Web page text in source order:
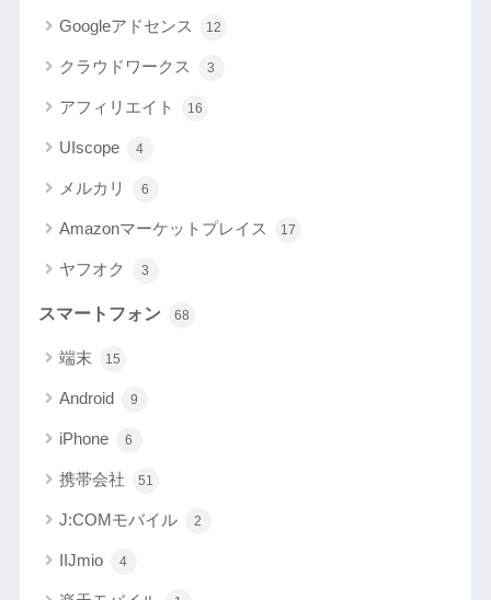
Googleアドセンス 12
クラウドワークス 3
アフィリエイト 16
UIscope 4
メルカリ 6
Amazonマーケットプレイス 17
ヤフオク 3
スマートフォン 68
端末 15
Android 9
iPhone 6
携帯会社 51
J:COMモバイル 2
IIJmio 4